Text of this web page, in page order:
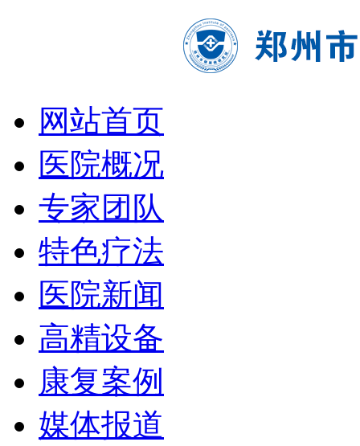
网站首页
医院概况
专家团队
特色疗法
医院新闻
高精设备
康复案例
媒体报道